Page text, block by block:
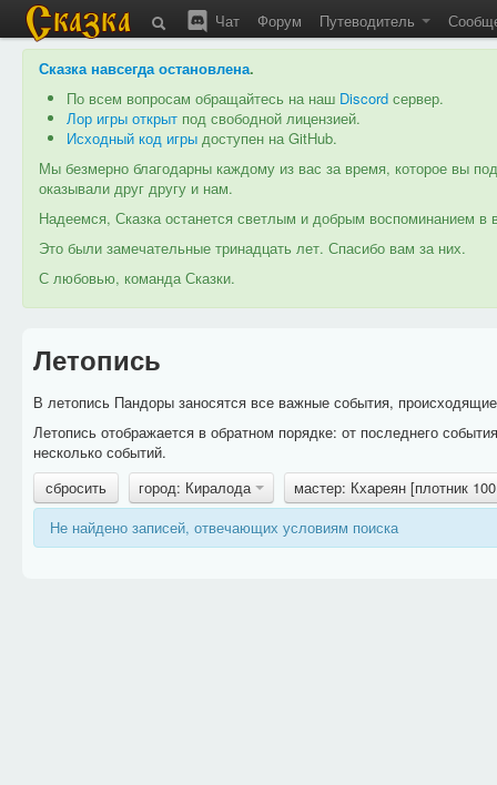
Чат Форум Путеводитель
Сказка навсегда остановлена.
По всем вопросам обращайтесь на наш Discord сервер.
Лор игры открыт под свободной лицензией.
Исходный код игры доступен на GitHub.
Мы безмерно благодарны каждому из вас за время, которое вы
оказывали друг другу и нам.
Надеемся, Сказка останется светлым и добрым воспоминанием
Это были замечательные тринадцать лет. Спасибо вам за них.
С любовью, команда Сказки.
Летопись
В летопись Пандоры заносятся все важные события,
Летопись отображается в обратном порядке: от последнего
несколько событий.
сбросить
город: Киралода
мастер: Кхареян [плотник
Не найдено записей, отвечающих условиям поиска